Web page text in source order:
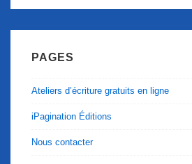
PAGES
Ateliers d’écriture gratuits en ligne
iPagination Éditions
Nous contacter